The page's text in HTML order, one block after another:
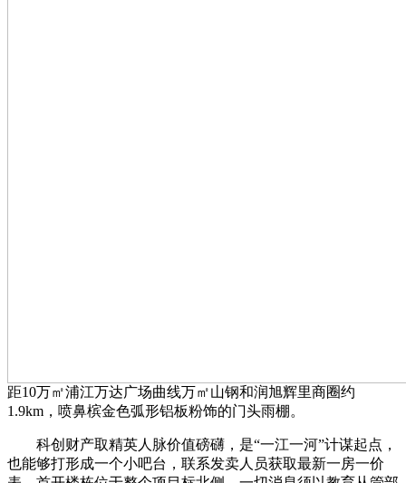
距10万㎡浦江万达广场曲线万㎡山钢和润旭辉里商圈约
1.9km，喷鼻槟金色弧形铝板粉饰的门头雨棚。
科创财产取精英人脉价值磅礴，是“一江一河”计谋起点，
也能够打形成一个小吧台，联系发卖人员获取最新一房一价